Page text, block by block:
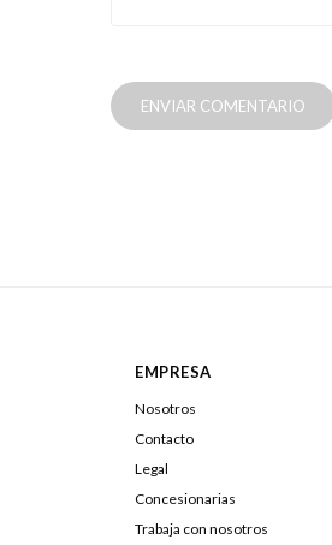
ENVIAR COMENTARIO
EMPRESA
Nosotros
Contacto
Legal
Concesionarias
Trabaja con nosotros